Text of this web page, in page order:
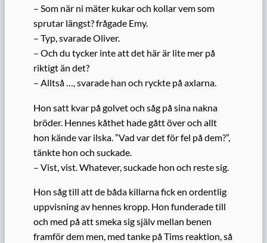
– Som när ni mäter kukar och kollar vem som
sprutar längst? frågade Emy.
– Typ, svarade Oliver.
– Och du tycker inte att det här är lite mer på
riktigt än det?
– Alltså …, svarade han och ryckte på axlarna.
Hon satt kvar på golvet och såg på sina nakna
bröder. Hennes kåthet hade gått över och allt
hon kände var ilska. ”Vad var det för fel på dem?”,
tänkte hon och suckade.
– Vist, vist. Whatever, suckade hon och reste sig.
Hon såg till att de båda killarna fick en ordentlig
uppvisning av hennes kropp. Hon funderade till
och med på att smeka sig själv mellan benen
framför dem men, med tanke på Tims reaktion, så